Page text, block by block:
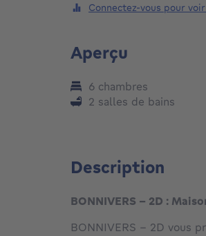
Connectez-vous pour
Aperçu
6 chambres
2 salles de bains
Description
BONNIVERS - 2D :
BONNIVERS – 2D vous